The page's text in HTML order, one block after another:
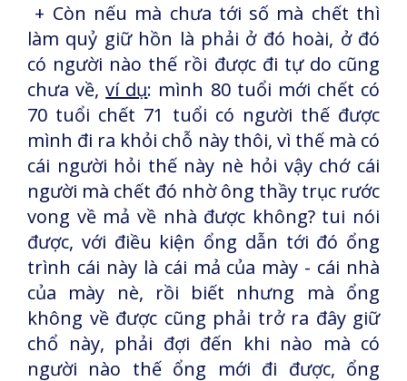
+ Còn nếu mà chưa tới số mà chết thì
làm quỷ giữ hồn là phải ở đó hoài, ở đó
có người nào thế rồi được đi tự do cũng
chưa về,ví dụ: mình 80 tuổi mới chết có
70 tuổi chết 71 tuổi có người thế được
mình đi ra khỏi chỗ này thôi, vì thế mà có
cái người hỏi thế này nè hỏi vậy chớ cái
người mà chết đó nhờ ông thầy trục rước
vong về mả về nhà được không? tui nói
được, với điều kiện ổng dẫn tới đó ổng
trình cái này là cái mả của mày - cái nhà
của mày nè, rồi biết nhưng mà ổng
không về được cũng phải trở ra đây giữ
chổ này, phải đợi đến khi nào mà có
người nào thế ổng mới đi được, ổng